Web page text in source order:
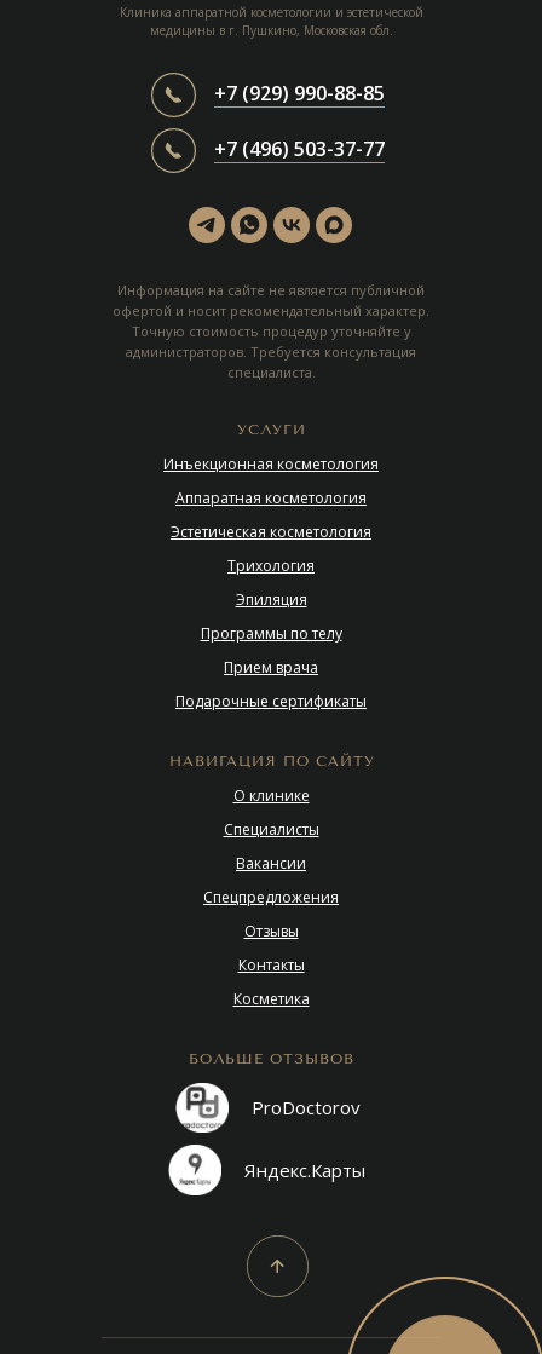
Клиника аппаратной косметологии и эстетической
медицины в г. Пушкино, Московская обл.
Информация на сайте не является публичной
офертой и носит рекомендательный характер.
Точную стоимость процедур уточняйте у
администраторов. Требуется консультация
специалиста.
УСЛУГИ
НАВИГАЦИЯ ПО САЙТУ
БОЛЬШЕ ОТЗЫВОВ
О клинике
Специалисты
Вакансии
Спецпредложения
Отзывы
Контакты
Косметика
ProDoctorov
Яндекс.Карты
Инъекционная косметология
Аппаратная косметология
Эстетическая косметология
Эпиляция
Программы по телу
Прием врача
Подарочные сертификаты
Трихология
+7 (929) 990-88-85
+7 (496) 503-37-77